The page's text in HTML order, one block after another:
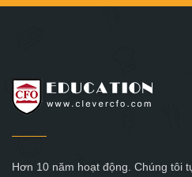
Hơn 10 năm hoạt động. Chúng tôi